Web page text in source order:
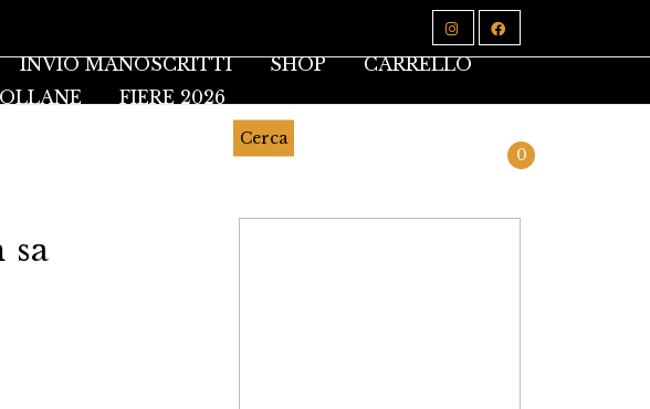
INVIO MANOSCRITTI SHOP
CARRELLO
FIERE 2026
Cerca
0
sa